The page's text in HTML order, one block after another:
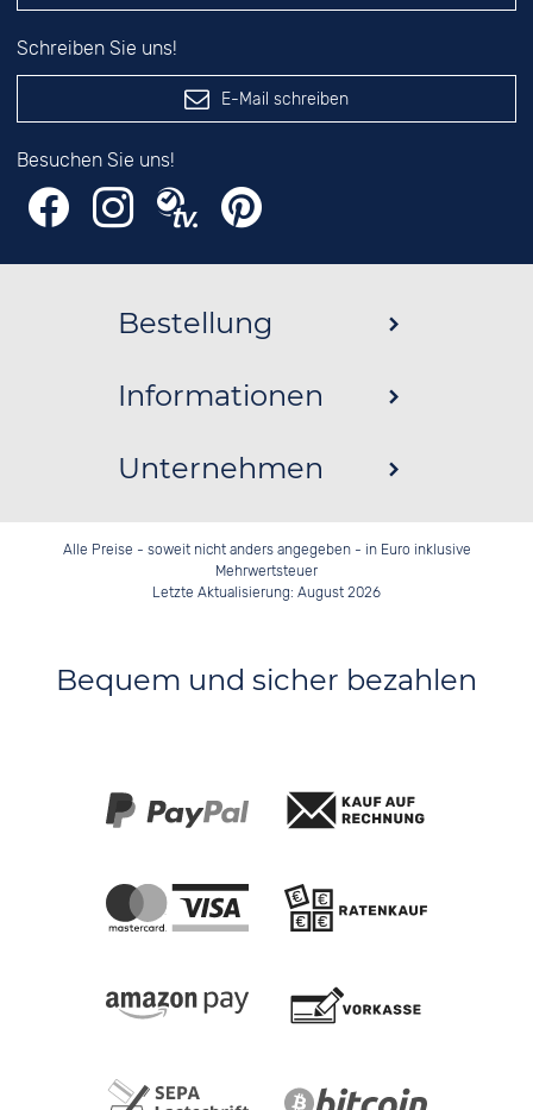
Schreiben Sie uns!
E-Mail schreiben
Besuchen Sie uns!
Bestellung
Informationen
Unternehmen
Alle Preise - soweit nicht anders angegeben - in Euro inklusive
Mehrwertsteuer
Letzte Aktualisierung: August 2026
Bequem und sicher bezahlen